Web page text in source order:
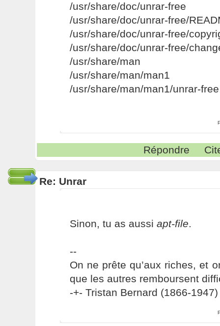
/usr/share/doc/unrar-free
/usr/share/doc/unrar-free/
/usr/share/doc/unrar-free/
/usr/share/doc/unrar-free/
/usr/share/man
/usr/share/man/man1
/usr/share/man/man1/unrar-
Répondre
Re: Unrar
Sinon, tu as aussi apt-file.
--
On ne prête qu’aux riches, et
que les autres remboursent
-+- Tristan Bernard (1866-1947)